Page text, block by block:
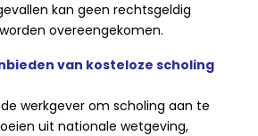
kan geen rechtsgeldig
overeengekomen.
van kosteloze scholing
werkgever om scholing aan te
uit nationale wetgeving,